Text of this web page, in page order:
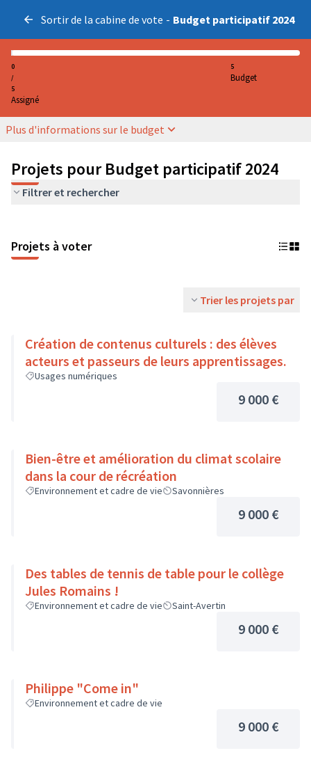
Sortir de la cabine de vote - Budget participatif 2024
0
/
5
Assigné
5
Budget
Plus d'informations sur le budget
Projets pour Budget participatif 2024
Filtrer et rechercher
Projets à voter
Trier les projets par
Création de contenus culturels : des élèves
acteurs et passeurs de leurs apprentissages.
Usages numériques
9 000 €
Bien-être et amélioration du climat scolaire
dans la cour de récréation
Environnement et cadre de vie Savonnières
9 000 €
Des tables de tennis de table pour le collège
Jules Romains !
Environnement et cadre de vie Saint-Avertin
9 000 €
Philippe "Come in"
Environnement et cadre de vie
9 000 €